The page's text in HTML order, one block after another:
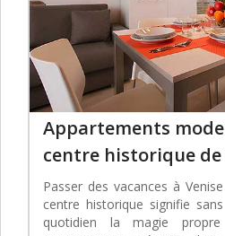
Appartements
centre historique de
Passer des vacances à
centre historique signifie
quotidien la magie